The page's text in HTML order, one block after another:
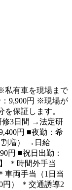
私有車を現場まで
9,900円 ※現場が
保証します。
3日間 →法定研
円 ■夜勤：希
割増） →日給
円 ■祝日出勤：
＊時間外手当
車両手当（1日当
円） ＊交通誘導2